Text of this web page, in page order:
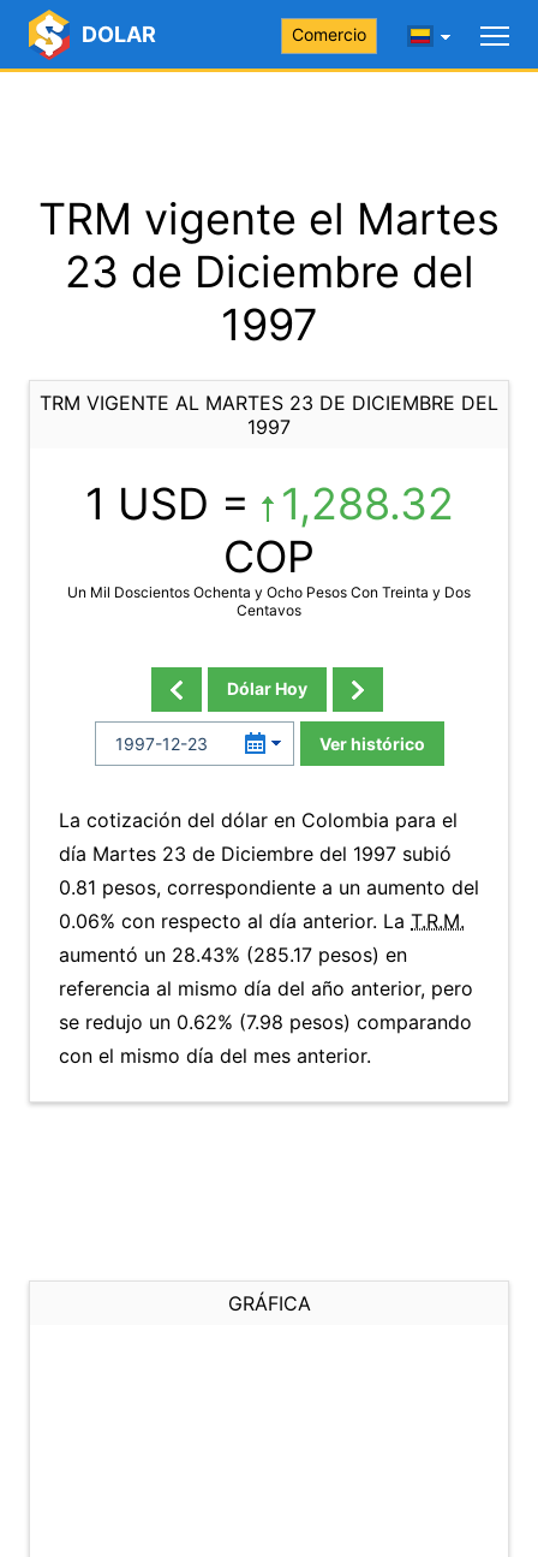
DOLAR Comercio
TRM vigente el Martes
23 de Diciembre del
1997
TRM VIGENTE AL MARTES 23 DE DICIEMBRE DEL
1997
1 USD =
1,288.32
COP
Un Mil Doscientos Ochenta y Ocho Pesos Con Treinta y Dos
Centavos
Dólar Hoy
Ver histórico
La cotización del dólar en Colombia para el
día Martes 23 de Diciembre del 1997 subió
0.81 pesos, correspondiente a un aumento del
0.06% con respecto al día anterior. La T.R.M.
aumentó un 28.43% (285.17 pesos) en
referencia al mismo día del año anterior, pero
se redujo un 0.62% (7.98 pesos) comparando
con el mismo día del mes anterior.
GRÁFICA